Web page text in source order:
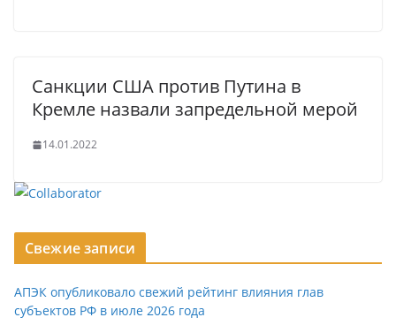
Санкции США против Путина в
Кремле назвали запредельной мерой
14.01.2022
Свежие записи
АПЭК опубликовало свежий рейтинг влияния глав
субъектов РФ в июле 2026 года